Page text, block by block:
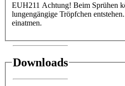
EUH211 Achtung! Beim Sprühen
lungengängige Tröpfchen
einatmen.
Downloads